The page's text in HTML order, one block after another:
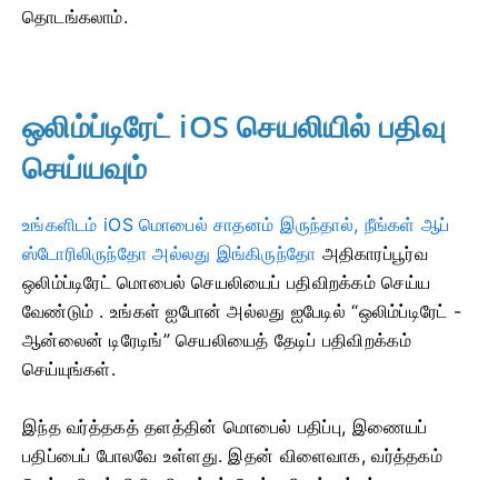
தொடங்கலாம்.
ஒலிம்ப்டிரேட் iOS செயலியில் பதிவு
செய்யவும்
உங்களிடம் iOS மொபைல் சாதனம் இருந்தால், நீங்கள் ஆப்
ஸ்டோரிலிருந்தோ அல்லது இங்கிருந்தோ அதிகாரப்பூர்வ
ஒலிம்ப்டிரேட் மொபைல் செயலியைப் பதிவிறக்கம் செய்ய
வேண்டும் . உங்கள் ஐபோன் அல்லது ஐபேடில் “ஒலிம்ப்டிரேட் -
ஆன்லைன் டிரேடிங்” செயலியைத் தேடிப் பதிவிறக்கம்
செய்யுங்கள்.
இந்த வர்த்தகத் தளத்தின் மொபைல் பதிப்பு, இணையப்
பதிப்பைப் போலவே உள்ளது. இதன் விளைவாக, வர்த்தகம்